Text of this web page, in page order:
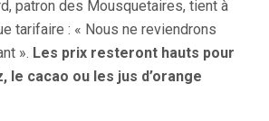
patron des Mousquetaires, tient à
tarifaire : « Nous ne reviendrons
». Les prix resteront hauts pour
le cacao ou les jus d’orange